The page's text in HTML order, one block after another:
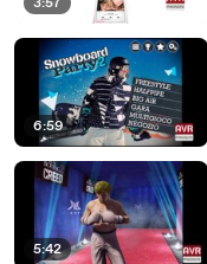
6:59
5:42